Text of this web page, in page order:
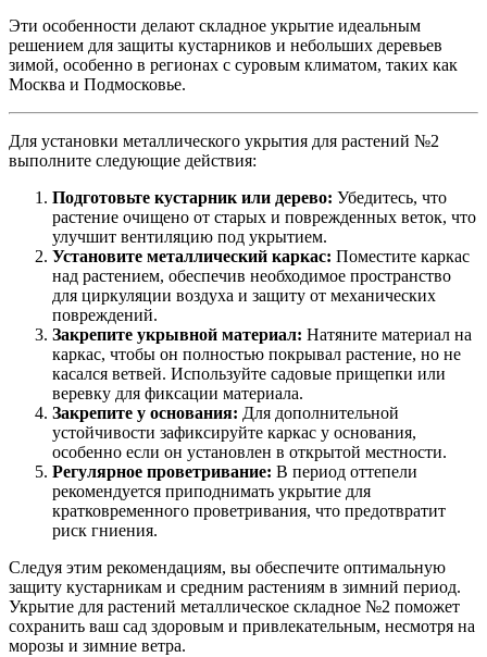
Эти особенности делают складное укрытие идеальным
решением для защиты кустарников и небольших деревьев
зимой, особенно в регионах с суровым климатом, таких как
Москва и Подмосковье.
Для установки металлического укрытия для растений №2
выполните следующие действия:
Подготовьте кустарник или дерево: Убедитесь, что
растение очищено от старых и поврежденных веток, что
улучшит вентиляцию под укрытием.
Установите металлический каркас: Поместите каркас
над растением, обеспечив необходимое пространство
для циркуляции воздуха и защиту от механических
повреждений.
Закрепите укрывной материал: Натяните материал на
каркас, чтобы он полностью покрывал растение, но не
касался ветвей. Используйте садовые прищепки или
веревку для фиксации материала.
Закрепите у основания: Для дополнительной
устойчивости зафиксируйте каркас у основания,
особенно если он установлен в открытой местности.
Регулярное проветривание: В период оттепели
рекомендуется приподнимать укрытие для
кратковременного проветривания, что предотвратит
риск гниения.
Следуя этим рекомендациям, вы обеспечите оптимальную
защиту кустарникам и средним растениям в зимний период.
Укрытие для растений металлическое складное №2 поможет
сохранить ваш сад здоровым и привлекательным, несмотря на
морозы и зимние ветра.